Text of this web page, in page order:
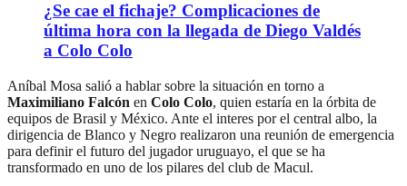
¿Se cae el fichaje? Complicaciones de
última hora con la llegada de Diego Valdés
a Colo Colo
Aníbal Mosa salió a hablar sobre la situación en torno a
Maximiliano Falcón en Colo Colo, quien estaría en la órbita de
equipos de Brasil y México. Ante el interes por el central albo, la
dirigencia de Blanco y Negro realizaron una reunión de emergencia
para definir el futuro del jugador uruguayo, el que se ha
transformado en uno de los pilares del club de Macul.